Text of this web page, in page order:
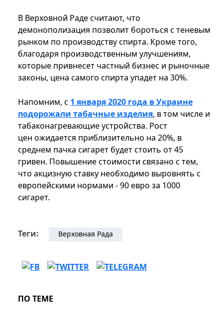
В Верховной Раде считают, что
демонополизация позволит бороться с теневым
рынком по производству спирта. Кроме того,
благодаря производственным улучшениям,
которые привнесет частный бизнес и рыночные
законы, цена самого спирта упадет на 30%.
Напомним, с 1 января 2020 года в Украине
подорожали табачные изделия, в том числе и
табаконагревающие устройства. Рост
цен ожидается приблизительно на 20%, в
среднем пачка сигарет будет стоить от 45
гривен. Повышение стоимости связано с тем,
что акцизную ставку необходимо выровнять с
европейскими нормами - 90 евро за 1000
сигарет.
Теги: Верховная Рада
ПО ТЕМЕ